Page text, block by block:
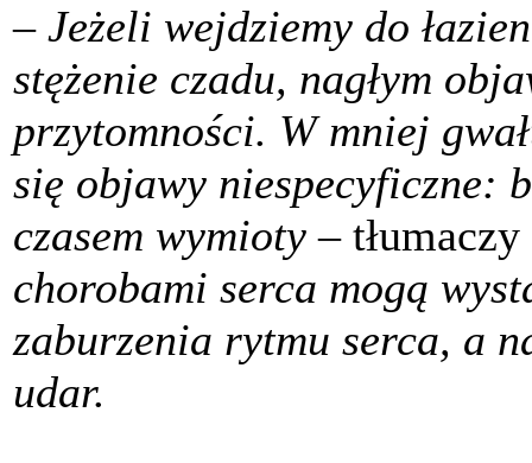
– Jeżeli wejdziemy do
stężenie czadu, nagłym
przytomności. W mniej
się objawy niespecyficzne:
czasem wymioty –
chorobami serca mogą
zaburzenia rytmu serca, a
udar.